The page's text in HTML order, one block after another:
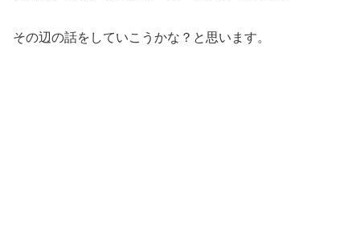
その辺の話をしていこうかな？と思います。